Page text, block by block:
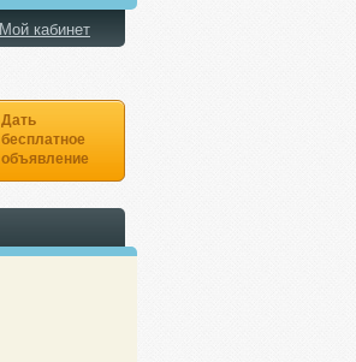
Мой кабинет
Дать
бесплатное
объявление